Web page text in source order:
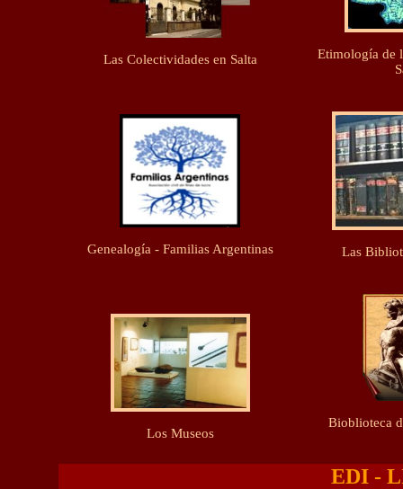
Las Colectividades en Salta
Etimología de
Genealogía - Familias Argentinas Las
Los Museos
Bioblioteca
EDI -